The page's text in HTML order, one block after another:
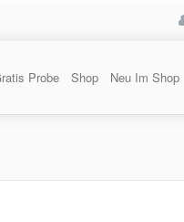
Probe Shop Neu Im Shop